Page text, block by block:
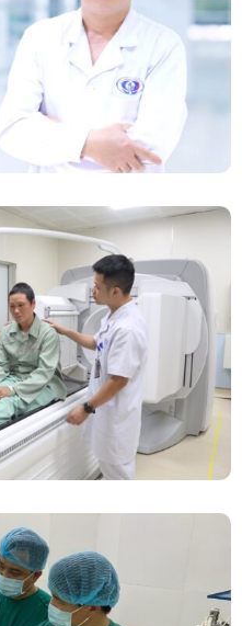
Tỉnh Phú Thọ
Máy Xạ Hình Thế Hệ
Đoán Và Điều Trị
Khoa Tỉnh Phú Thọ
Siêu Âm, Điều Trị U